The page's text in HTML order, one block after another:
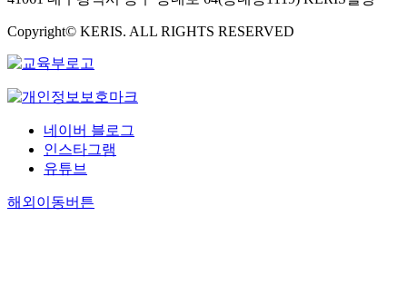
Copyright© KERIS. ALL RIGHTS RESERVED
네이버 블로그
인스타그램
유튜브
해외이동버튼